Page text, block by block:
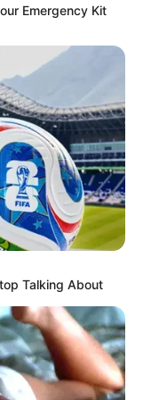
Emergency Kit
Talking About